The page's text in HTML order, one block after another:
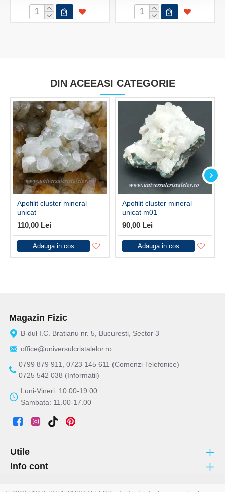
DIN ACEEASI CATEGORIE
Apofilit cluster mineral
unicat
110,00 Lei
Adauga in cos
Apofilit cluster mineral
unicat m01
90,00 Lei
Adauga in cos
Magazin Fizic
B-dul I.C. Bratianu nr. 5, Bucuresti, Sector 3
office@universulcristalelor.ro
0799 879 911, 0723 145 611 (Comenzi Telefonice)
0725 542 038 (Informatii)
Luni-Vineri: 10.00-19.00
Sambata: 11.00-17.00
Utile
Info cont